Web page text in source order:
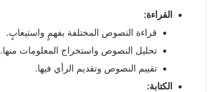
القراءة:
قراءة النصوص المختلفة بفهمٍ واستيعابٍ.
تحليل النصوص واستخراج المعلومات منها.
تقييم النصوص وتقديم الرأي فيها.
الكتابة: